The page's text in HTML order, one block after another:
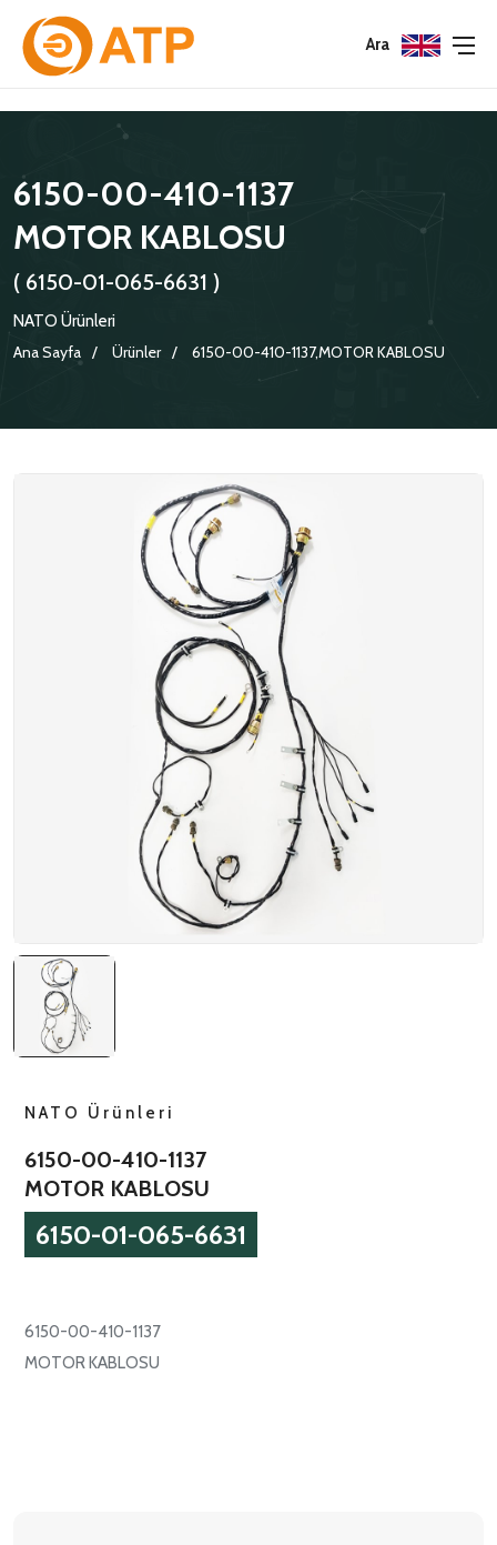
Ara
6150-00-410-1137
MOTOR KABLOSU
( 6150-01-065-6631 )
NATO Ürünleri
Ana Sayfa
Ürünler 6150-00-410-1137,MOTOR KABLOSU
NATO Ürünleri
6150-00-410-1137
MOTOR KABLOSU
6150-01-065-6631
6150-00-410-1137
MOTOR KABLOSU
Menu
KATALOGLAR
SERTIFIKALAR
POLITIKALARIMIZ
Menu
İSG POLITIKASI
ÇEVRE YÖNETIM POLITIKASI
BILGI GÜVENLIĞI POLITIKASI
Menu
KONNEKTÖRLER
ADAPTÖRLER
KORUMA KAPAKLARI
KRIMP KONTAKLAR